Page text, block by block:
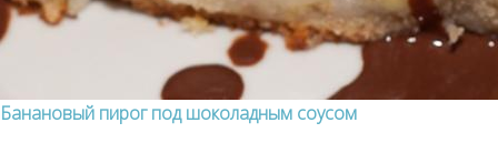
Банановый пирог под шоколадным соусом